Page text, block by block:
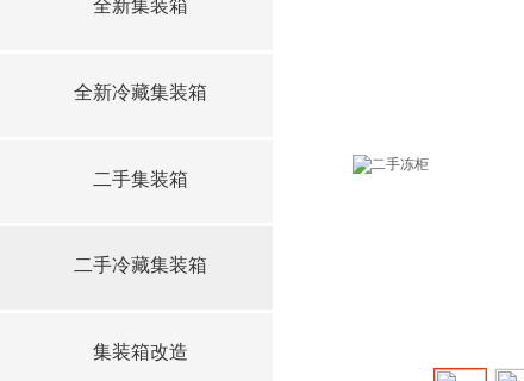
全新集装箱
全新冷藏集装箱
二手集装箱
二手冷藏集装箱
集装箱改造